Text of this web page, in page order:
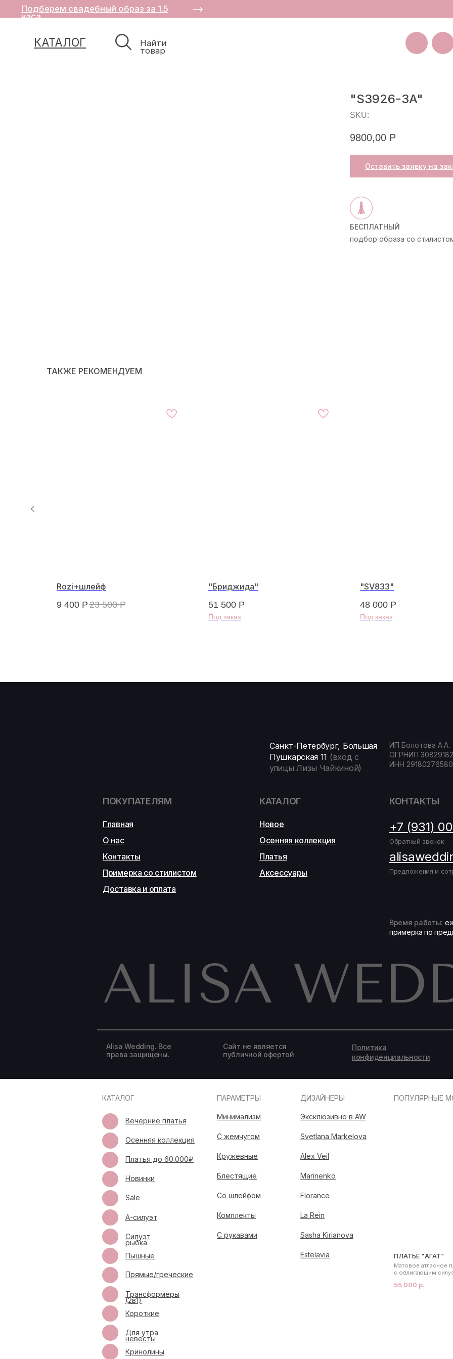
товар
Большая Пушкарская 11
Подберем свадебный образ за 1.5
часа
"S3926-3A"
SKU:
9800,00 Р
Оставить заявку на
БЕСПЛАТНЫЙ
подбор образа со
ТАКЖЕ РЕКОМЕНДУЕМ
Rozi+шлейф
9 400 Р 23 500 Р
"Бриджида"
51 500 Р
"SV833"
48 000 Р
Alisa Wedding. Все
права защищены.
Сайт не является
публичной офертой
Политика
конфиденциальности
Новое
КОНТАКТЫ
Осенняя коллекция
+7 (931)
Платья
Предложения и
Аксессуары
Обратный звонок
Время работы:
примерка по
КАТАЛОГ
ИП Болотова А.А.
ОГРНИП
ИНН
Главная
О нас
Контакты
Примерка со стилистом
Доставка и оплата
ПОКУПАТЕЛЯМ
Санкт-Петербург, Большая
Пушкарская 11 (вход с
улицы Лизы Чайкиной)
КАТАЛОГ
ПЛАТЬЕ "АГАТ"
55 000 р.
Матовое атласное
с облигающим
ПОПУЛЯРНЫЕ
Минимализм
С жемчугом
Кружевные
Блестящие
Со шлейфом
Комплекты
С рукавами
ПАРАМЕТРЫ ДИЗАЙНЕРЫ
Эксклюзивно в AW
Svetlana Markelova
Alex Veil
Marinenko
Florance
La Rein
Sasha Kirianova
Estelavia
Осенняя коллекция
Вечерние платья
Силуэт
рыбка
Новинки
Платья до 60.000₽
А-силуэт
Пышные
Прямые/греческие
Трансформеры
(2в1)
Короткие
Для утра
невесты
Кринолины
Sale